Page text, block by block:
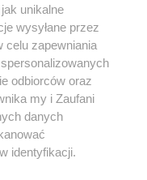
Jakie
unikalne
wysyłane przez
celu zapewniania
odbiorców oraz
my i Zaufani
danych
identyfikacji.